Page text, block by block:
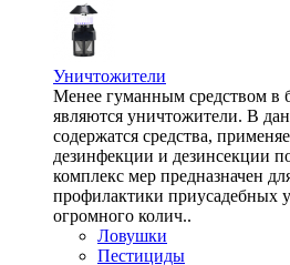
Уничтожители
Менее гуманным средством в
являются уничтожители. В
содержатся средства,
дезинфекции и дезинсекции
комплекс мер предназначен
профилактики приусадебных
огромного колич..
Ловушки
Пестициды